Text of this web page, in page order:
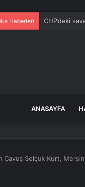
Haberleri Ece
ANASAYFA
Çavuş Selçuk Kurt,